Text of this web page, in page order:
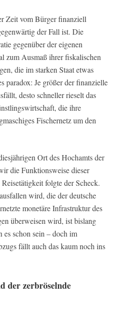
Zeit vom Bürger finanziell
der Fall ist. Die
gegenüber der eigenen
zum Ausmaß ihrer fiskalischen
die im starken Staat etwas
paradox: Je größer der finanzielle
desto schneller rieselt das
die ihre
Fischernetz um den
Ort des Hochamts der
die Funktionsweise dieser
folgte der Scheck.
wird, die der deutsche
monetäre Infrastruktur des
überweisen wird, ist bislang
schon sein – doch im
fällt auch das kaum noch ins
der zerbröselnde